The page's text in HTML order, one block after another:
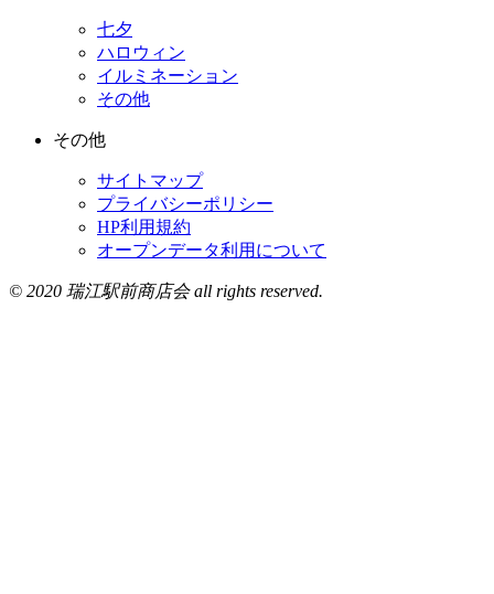
七夕
ハロウィン
イルミネーション
その他
その他
サイトマップ
プライバシーポリシー
HP利用規約
オープンデータ利用について
© 2020 瑞江駅前商店会 all rights reserved.